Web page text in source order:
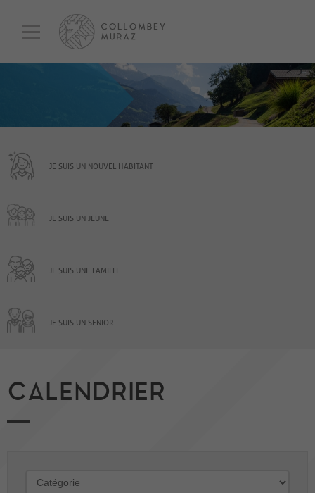
JE SUIS UN NOUVEL HABITANT
JE SUIS UN JEUNE
JE SUIS UNE FAMILLE
JE SUIS UN SENIOR
CALENDRIER